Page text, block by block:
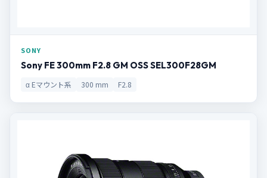
SONY
Sony FE 300mm F2.8 GM OSS SEL300F28GM
α Eマウント系 300 mm F2.8